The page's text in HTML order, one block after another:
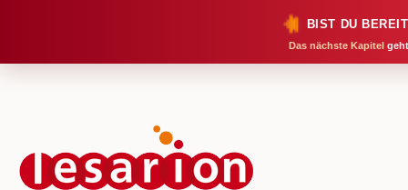
BIST DU
Das nächste Kapitel